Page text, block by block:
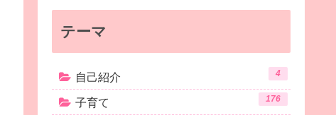
テーマ
自己紹介 4
子育て 176